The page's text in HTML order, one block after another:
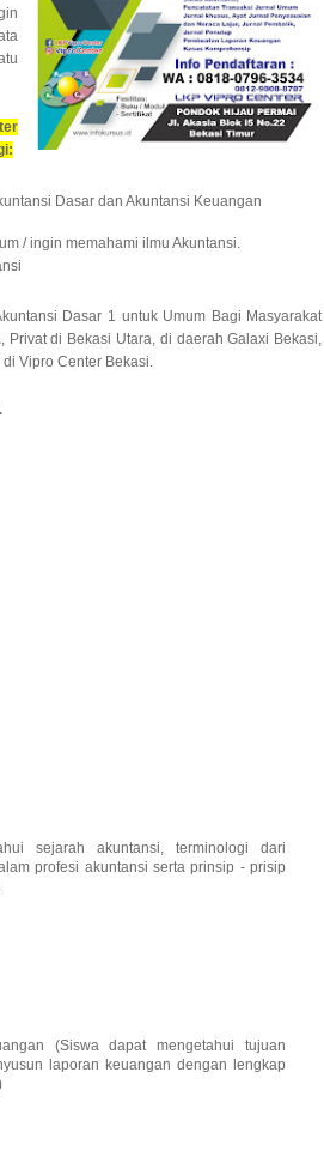
Dasar dan Akuntansi Keuangan
/ ingin memahami ilmu Akuntansi.
Dasar 1 untuk Umum Bagi Masyarakat
Privat di Bekasi Utara, di daerah Galaxi Bekasi,
Vipro Center Bekasi.
sejarah akuntansi, terminologi dari
profesi akuntansi serta prinsip - prisip
(Siswa dapat mengetahui tujuan
laporan keuangan dengan lengkap